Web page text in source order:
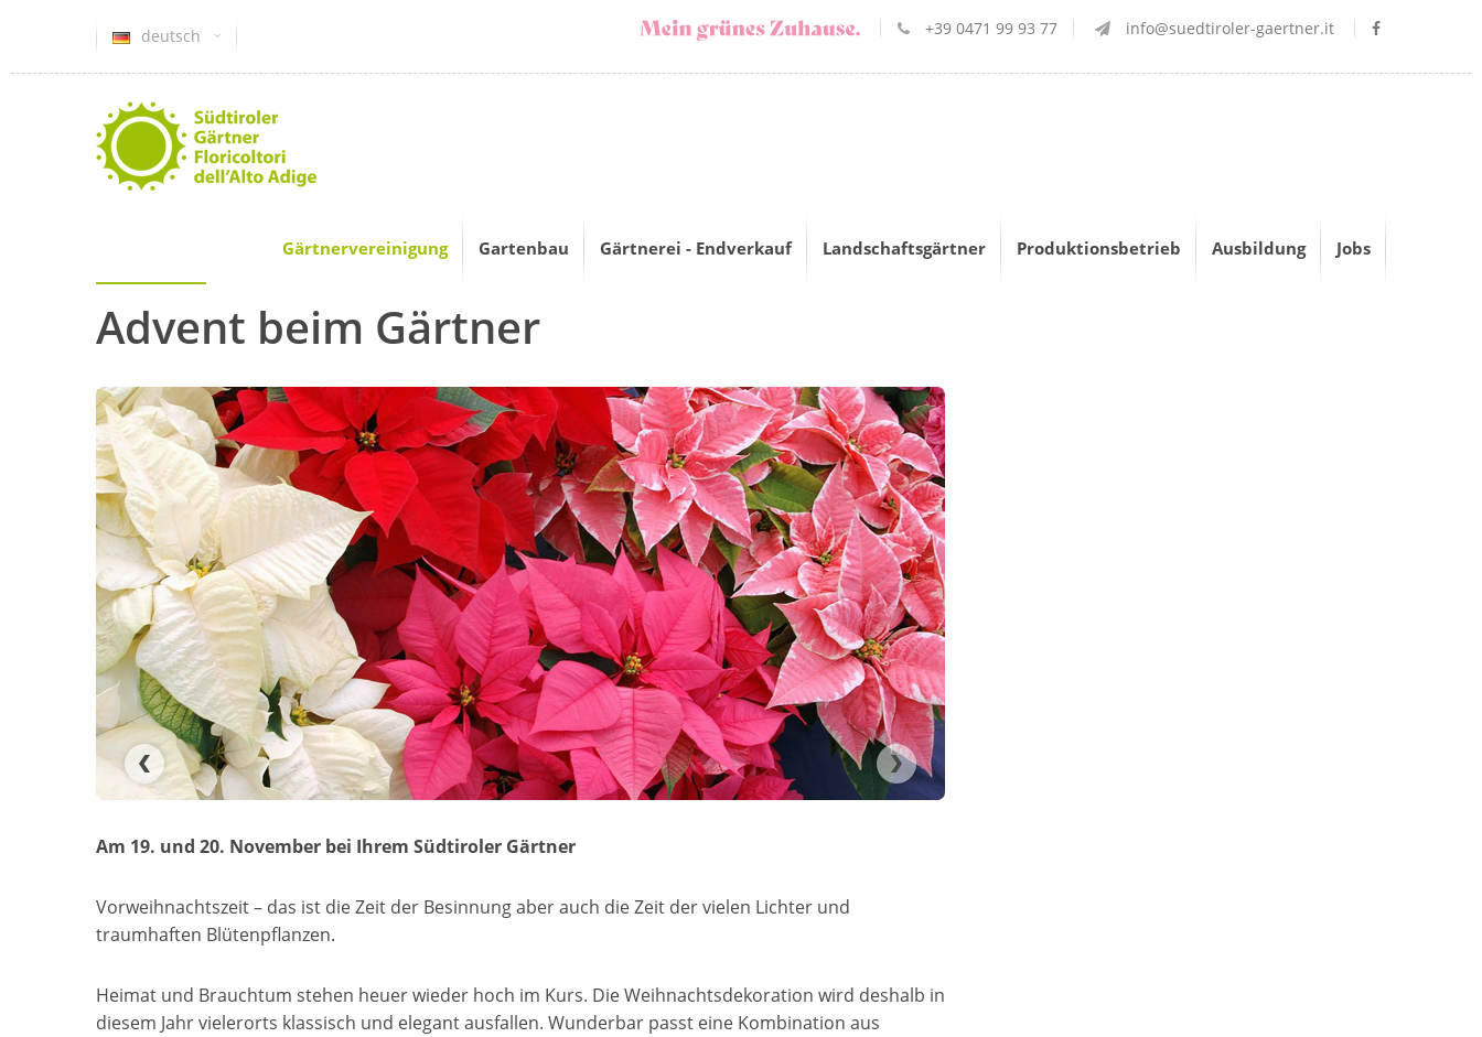
deutsch +39 0471 99 93 77 info@suedtiroler-gaertner.it
Gärtnervereinigung Gartenbau Gärtnerei - Endverkauf Landschaftsgärtner Produktionsbetrieb Ausbildung Jobs
Advent beim Gärtner
Am 19. und 20. November bei Ihrem Südtiroler Gärtner
Vorweihnachtszeit – das ist die Zeit der Besinnung aber auch die Zeit der vielen Lichter und
traumhaften Blütenpflanzen.
Heimat und Brauchtum stehen heuer wieder hoch im Kurs. Die Weihnachtsdekoration wird deshalb in
diesem Jahr vielerorts klassisch und elegant ausfallen. Wunderbar passt eine Kombination aus